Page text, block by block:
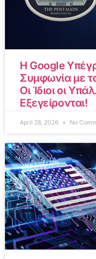
Η Google
Συμφωνία με
Οι Ίδιοι οι
Εξεγείρονται!
April 28, 2026 No